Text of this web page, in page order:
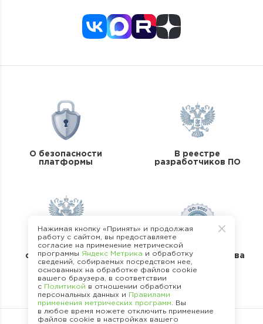
О безопасности
платформы
В реестре
разработчиков ПО
В реестре
операторов перс.
данных
Стандарты качества
Нажимая кнопку «Принять» и продолжая
работу с сайтом, вы предоставляете
согласие на применение метрической
программы Яндекс Метрика и обработку
сведений, собираемых посредством нее,
основанных на обработке файлов cookie
вашего браузера, в соответствии
с Политикой в отношении обработки
персональных данных и
Правилами
применения метрических программ . Вы
в любое время можете отключить применение
файлов cookie в настройках вашего